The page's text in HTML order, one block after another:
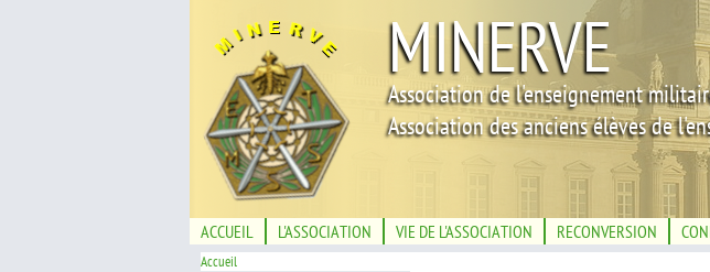
Association de l'enseignement
Association des anciens élèves de
MINERVE
ACCUEIL L'ASSOCIATION VIE DE L'ASSOCIATION RECONVERSION
Accueil